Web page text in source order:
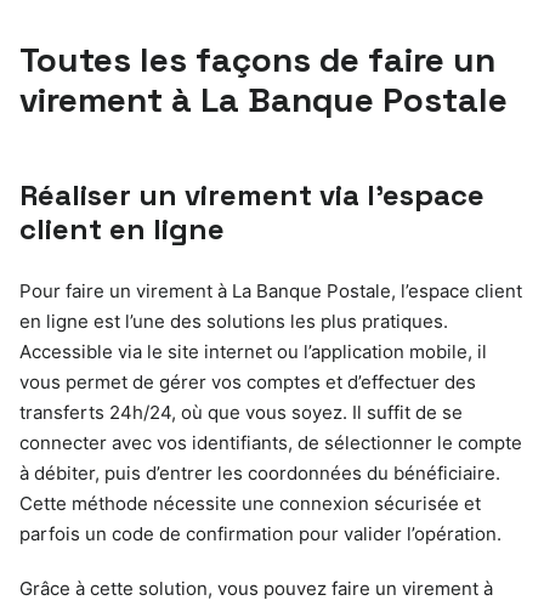
Toutes les façons de faire un
virement à La Banque Postale
Réaliser un virement via l’espace
client en ligne
Pour faire un virement à La Banque Postale, l’espace client
en ligne est l’une des solutions les plus pratiques.
Accessible via le site internet ou l’application mobile, il
vous permet de gérer vos comptes et d’effectuer des
transferts 24h/24, où que vous soyez. Il suffit de se
connecter avec vos identifiants, de sélectionner le compte
à débiter, puis d’entrer les coordonnées du bénéficiaire.
Cette méthode nécessite une connexion sécurisée et
parfois un code de confirmation pour valider l’opération.
Grâce à cette solution, vous pouvez faire un virement à